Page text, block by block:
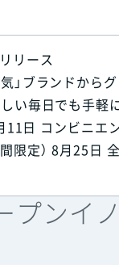
リース
」ブランドから
い毎日でも手軽
11日 コンビニエ
限定） 8月25日
プンイ